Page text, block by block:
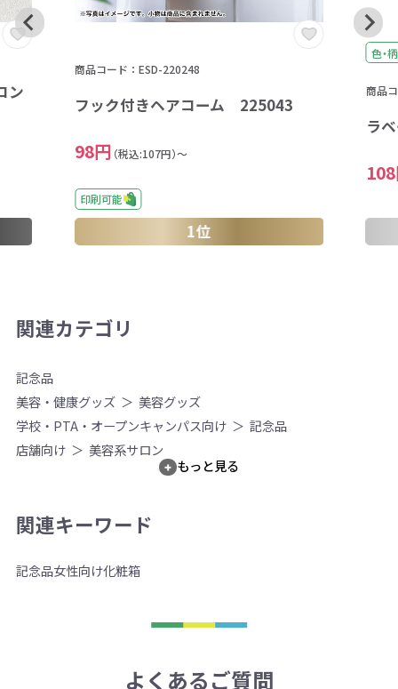
ン
商品コード：ESD-220248
フック付きヘアコーム 225043
98円 （税込:107円）～
印刷可能
1位
色・
商品
ラ
関連カテゴリ
記念品
美容・健康グッズ
美容グッズ
学校・PTA・オープンキャンパス向け
記念品
店舗向け
美容系サロン
もっと見る
関連キーワード
記念品女性向け化粧箱
よくあるご質問